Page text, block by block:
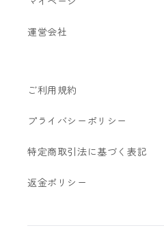
運営会社
ご利用規約
プライバシーポリシー
特定商取引法に基づく表記
返金ポリシー